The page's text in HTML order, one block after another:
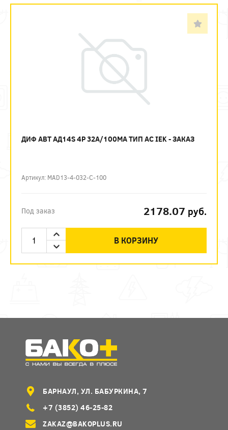
ДИФ АВТ АД14S 4P 32А/100МА ТИП AC IEK - ЗАКАЗ
Артикул: MAD13-4-032-C-100
Под заказ 2178.07 руб.
В КОРЗИНУ
БАРНАУЛ, УЛ. БАБУРКИНА, 7
+7 (3852) 46-25-82
ZAKAZ@BAKOPLUS.RU